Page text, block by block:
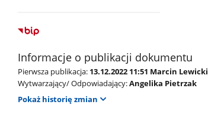
Informacje o publikacji dokumentu
Pierwsza publikacja: 13.12.2022 11:51 Marcin Lewicki
Wytwarzający/ Odpowiadający:Angelika Pietrzak
Pokaż historię zmian